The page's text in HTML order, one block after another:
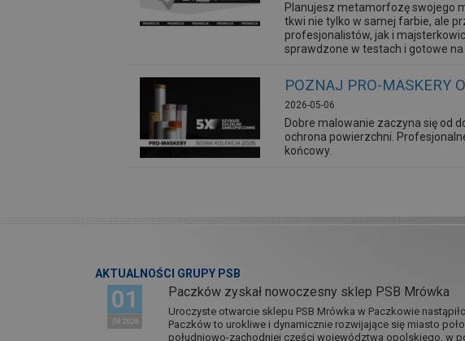
Planujesz metamorfozę swojego
tkwi nie tylko w samej farbie, ale
profesjonalistów, jak i
sprawdzone w testach i gotowe
POZNAJ PRO-MASKERY
2026-05-06
Dobre malowanie zaczyna się od
ochrona powierzchni.
końcowy.
AKTUALNOŚCI GRUPY PSB
01
08 2026
Paczków zyskał nowoczesny sklep PSB Mrówka
Uroczyste otwarcie sklepu PSB Mrówka w Paczkowie
Paczków to urokliwe i dynamicznie rozwijające się miasto
południowo-zachodniej części województwa opolskiego, w